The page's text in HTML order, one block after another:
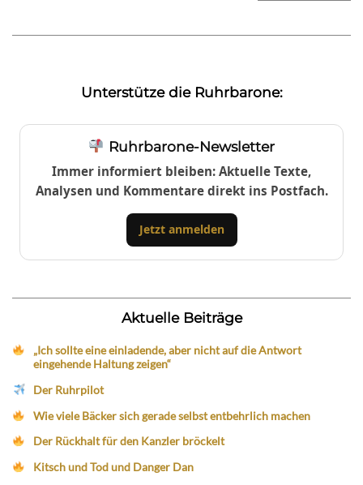
Unterstütze die Ruhrbarone:
Ruhrbarone-Newsletter
Immer informiert bleiben: Aktuelle Texte,
Analysen und Kommentare direkt ins Postfach.
Jetzt anmelden
Aktuelle Beiträge
„Ich sollte eine einladende, aber nicht auf die Antwort
eingehende Haltung zeigen“
Der Ruhrpilot
Wie viele Bäcker sich gerade selbst entbehrlich machen
Der Rückhalt für den Kanzler bröckelt
Kitsch und Tod und Danger Dan